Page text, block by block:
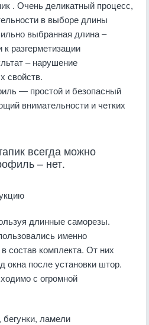
. Очень деликатный процесс,
в выборе длины
выбранная длина –
разгерметизации
– нарушение
свойств.
— простой и безопасный
внимательности и четких
всегда можно
– нет.
длинные саморезы.
именно
состав комплекта. От них
окна после установки штор.
с огромной
бегунки, ламели